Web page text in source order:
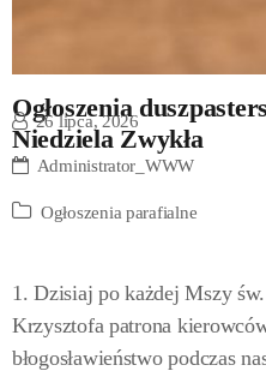
Ogłoszenia
Niedziela Zwykła
26 lipca, 2026
Administrator_WWW
Ogłoszenia parafialne
1. Dzisiaj po każdej Mszy
Krzysztofa patrona
błogosławieństwo podczas